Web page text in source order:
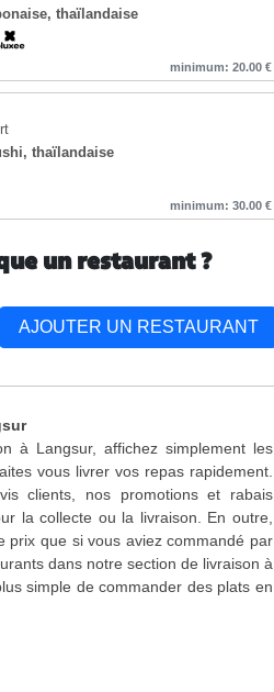
thaïlandaise
minimum: 20.00 €
thaïlandaise
minimum: 30.00 €
un restaurant ?
AJOUTER UN RESTAURANT
à Langsur, affichez simplement les
vous livrer vos repas rapidement.
clients, nos promotions et rabais
la collecte ou la livraison. En outre,
prix que si vous aviez commandé par
dans notre section de livraison à
simple de commander des plats en